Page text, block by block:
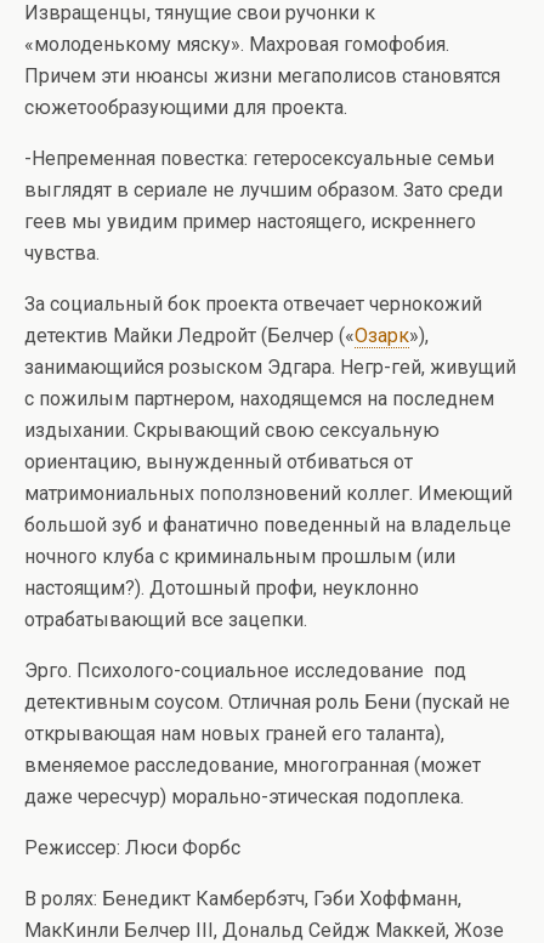
Извращенцы, тянущие свои ручонки к
«молоденькому мяску». Махровая гомофобия.
Причем эти нюансы жизни мегаполисов становятся
сюжетообразующими для проекта.
-Непременная повестка: гетеросексуальные семьи
выглядят в сериале не лучшим образом. Зато среди
геев мы увидим пример настоящего, искреннего
чувства.
За социальный бок проекта отвечает чернокожий
детектив Майки Ледройт (Белчер («Озарк»),
занимающийся розыском Эдгара. Негр-гей, живущий
с пожилым партнером, находящемся на последнем
издыхании. Скрывающий свою сексуальную
ориентацию, вынужденный отбиваться от
матримониальных поползновений коллег. Имеющий
большой зуб и фанатично поведенный на владельце
ночного клуба с криминальным прошлым (или
настоящим?). Дотошный профи, неуклонно
отрабатывающий все зацепки.
Эрго. Психолого-социальное исследование под
детективным соусом. Отличная роль Бени (пускай не
открывающая нам новых граней его таланта),
вменяемое расследование, многогранная (может
даже чересчур) морально-этическая подоплека.
Режиссер: Люси Форбс
В ролях: Бенедикт Камбербэтч, Гэби Хоффманн,
МакКинли Белчер III, Дональд Сейдж Маккей, Жозе